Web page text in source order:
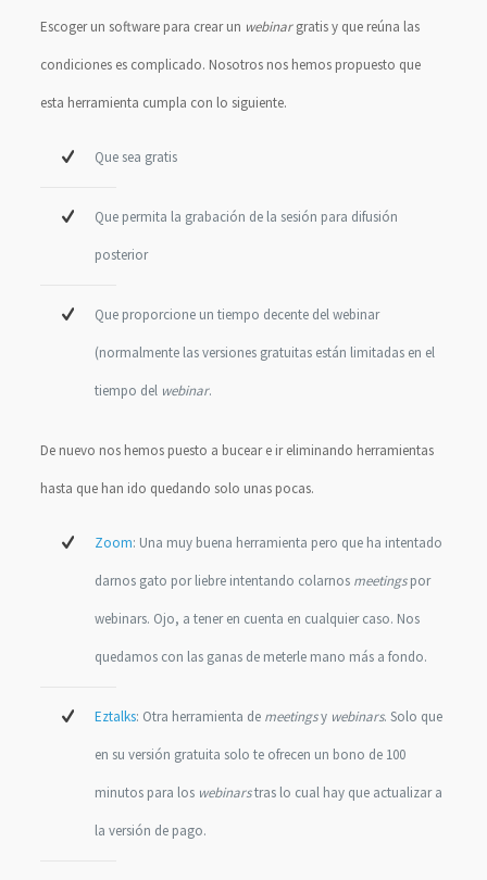
Escoger un software para crear un webinargratis y que reúna las
condiciones es complicado. Nosotros nos hemos propuesto que
esta herramienta cumpla con lo siguiente.
Que sea gratis
Que permita la grabación de la sesión para difusión
posterior
Que proporcione un tiempo decente del webinar
(normalmente las versiones gratuitas están limitadas en el
tiempo del webinar.
De nuevo nos hemos puesto a bucear e ir eliminando herramientas
hasta que han ido quedando solo unas pocas.
Zoom: Una muy buena herramienta pero que ha intentado
darnos gato por liebre intentando colarnos meetingspor
webinars. Ojo, a tener en cuenta en cualquier caso. Nos
quedamos con las ganas de meterle mano más a fondo.
Eztalks: Otra herramienta de meetingsy webinars. Solo que
en su versión gratuita solo te ofrecen un bono de 100
minutos para los webinarstras lo cual hay que actualizar a
la versión de pago.